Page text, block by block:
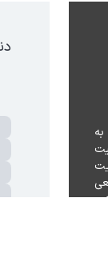
است و بر این استراتژی خود پابرجا مانده